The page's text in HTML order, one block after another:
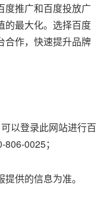
度推广和百度投放广
的最大化。选择百度
合作，快速提升品牌
以登录此网站进行百
0025；
供的信息为准。